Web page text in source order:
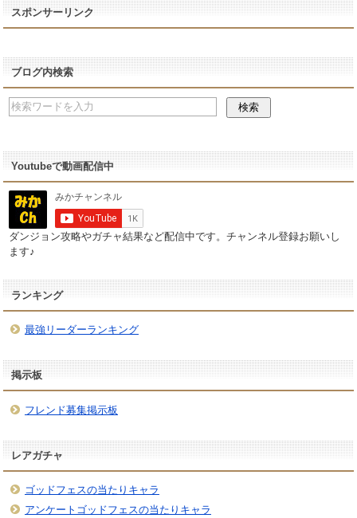
スポンサーリンク
ブログ内検索
Youtubeで動画配信中
ダンジョン攻略やガチャ結果など配信中です。チャンネル登録お願いし
ます♪
ランキング
最強リーダーランキング
掲示板
フレンド募集掲示板
レアガチャ
ゴッドフェスの当たりキャラ
アンケートゴッドフェスの当たりキャラ